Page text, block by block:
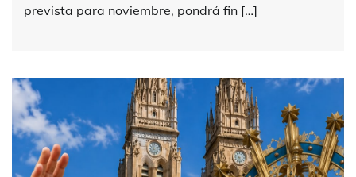
prevista para noviembre, pondrá fin […]